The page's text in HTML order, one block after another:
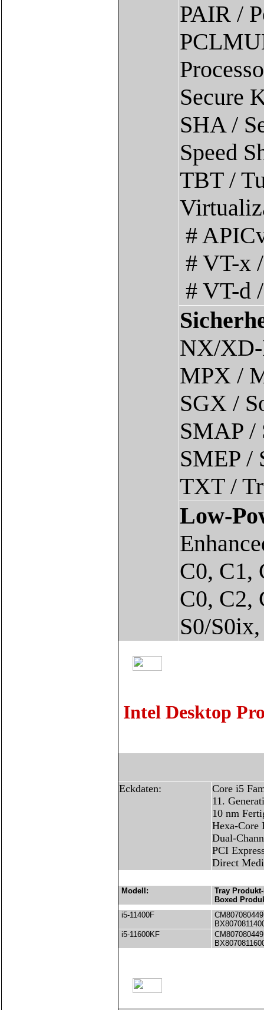
PAIR /
Secure
SHA /
Speed
TBT /
#
# VT-x
# VT-d
NX/XD-
MPX /
SGX /
SMAP /
SMEP /
TXT /
Low-
C0, C1,
C0, C2,
S0/
Intel Desktop
Eckdaten:
Core i5
11.
10 nm
Hexa-Core
Dual-
PCI
Direct
Modell:
Tray
Boxed
i5-11400F
i5-11600KF